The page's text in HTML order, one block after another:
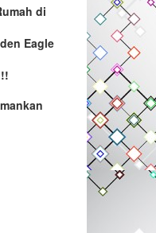
di
Eagle